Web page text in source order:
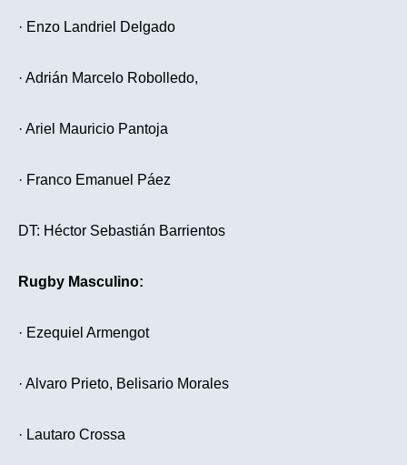
· Enzo Landriel Delgado
· Adrián Marcelo Robolledo,
· Ariel Mauricio Pantoja
· Franco Emanuel Páez
DT: Héctor Sebastián Barrientos
Rugby Masculino:
· Ezequiel Armengot
· Alvaro Prieto, Belisario Morales
· Lautaro Crossa